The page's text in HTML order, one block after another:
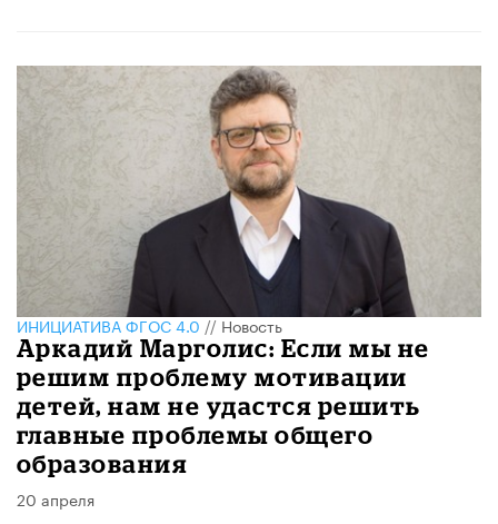
ИНИЦИАТИВА ФГОС 4.0//Новость
Аркадий Марголис: Если мы не
решим проблему мотивации
детей, нам не удастся решить
главные проблемы общего
образования
20 апреля